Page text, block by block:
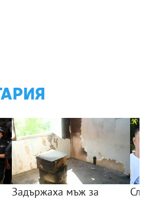
Задържаха мъж за